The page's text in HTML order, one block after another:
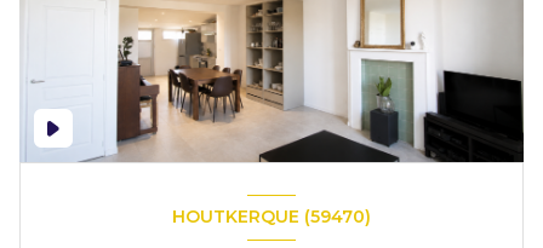
HOUTKERQUE (59470)